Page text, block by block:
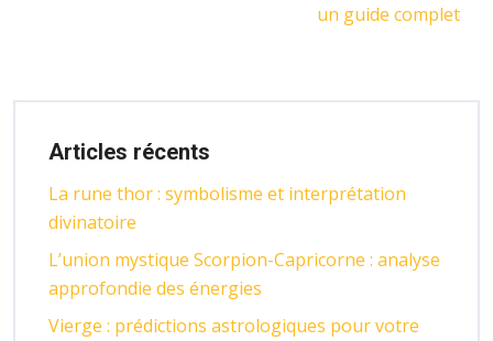
un guide complet
Articles récents
La rune thor : symbolisme et interprétation
divinatoire
L’union mystique Scorpion-Capricorne : analyse
approfondie des énergies
Vierge : prédictions astrologiques pour votre